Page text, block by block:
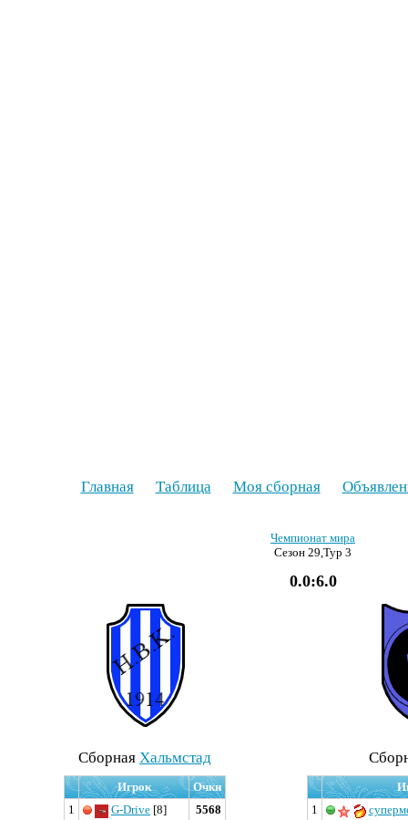
Главная Таблица Моя сборная
Чемпионат мира
Сезон 29,Тур 3
0.0:6.0
Cборная Хальмстад
Игрок
Очки
1
G-Drive [8] 5568
1